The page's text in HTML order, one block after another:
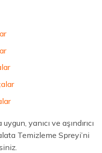
yanıcı ve aşındırıcı
Temizleme Spreyi’ni